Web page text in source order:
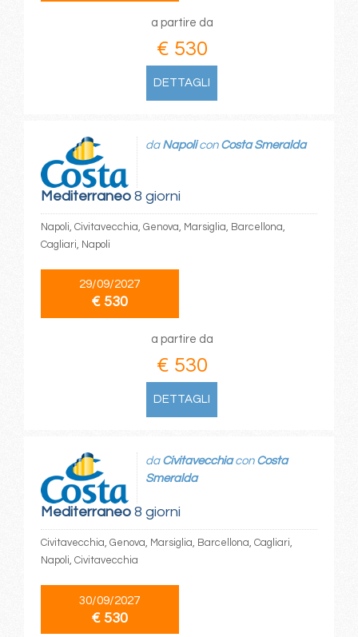
a partire da
€ 530
DETTAGLI
Mediterraneo8 giorni
da Napolicon Costa Smeralda
Napoli, Civitavecchia, Genova, Marsiglia, Barcellona,
Cagliari, Napoli
29/09/2027
€ 530
a partire da
€ 530
DETTAGLI
Mediterraneo8 giorni
da Civitavecchiacon Costa
Smeralda
Civitavecchia, Genova, Marsiglia, Barcellona, Cagliari,
Napoli, Civitavecchia
30/09/2027
€ 530